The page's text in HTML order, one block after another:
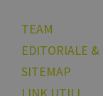
TEAM
EDITORIALE &
SITEMAP
LINK UTILI